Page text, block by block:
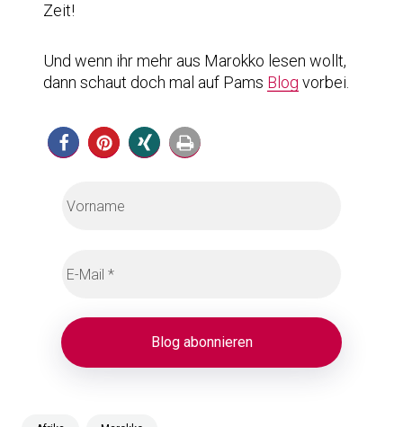
Zeit!
Und wenn ihr mehr aus Marokko lesen wollt,
dann schaut doch mal auf Pams Blog vorbei.